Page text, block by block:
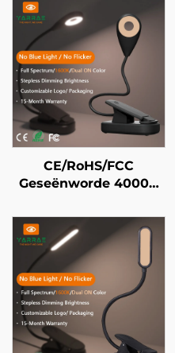
CE/RoHS/FCC
Geseënworde 4000K
Amber Kleur Swart
Liggaam Draagbare
Clip-op LED Boeklig